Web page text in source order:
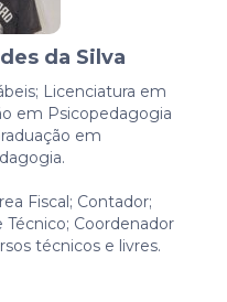
da Silva
Licenciatura em
em Psicopedagogia
em
Fiscal; Contador;
Coordenador
técnicos e livres.